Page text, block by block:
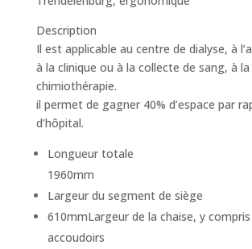
Description
Il est applicable au centre de dialyse, à
à la clinique ou à la collecte de sang, à la
chimiothérapie.
il permet de gagner 40% d’espace par
d’hôpital.
Longueur totale
1960mm
Largeur du segment de siège
610mmLargeur de la chaise, y compris
accoudoirs